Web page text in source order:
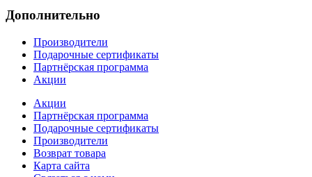
Дополнительно
Производители
Подарочные сертификаты
Партнёрская программа
Акции
Акции
Партнёрская программа
Подарочные сертификаты
Производители
Возврат товара
Карта сайта